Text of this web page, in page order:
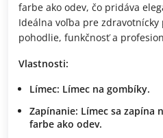
farbe ako odev, čo pridáva
Ideálna voľba pre
pohodlie, funkčnosť a
Vlastnosti:
Límec: Límec na gombíky.
Zapínanie: Límec sa zapína
farbe ako odev.